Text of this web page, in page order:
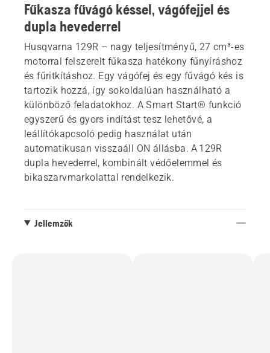
Fűkasza fűvágó késsel, vágófejjel és
dupla hevederrel
Husqvarna 129R – nagy teljesítményű, 27 cm³-es
motorral felszerelt fűkasza hatékony fűnyíráshoz
és fűritkításhoz. Egy vágófej és egy fűvágó kés is
tartozik hozzá, így sokoldalúan használható a
különböző feladatokhoz. A Smart Start® funkció
egyszerű és gyors indítást tesz lehetővé, a
leállítókapcsoló pedig használat után
automatikusan visszaáll ON állásba. A 129R
dupla hevederrel, kombinált védőelemmel és
bikaszarvmarkolattal rendelkezik.
Jellemzők